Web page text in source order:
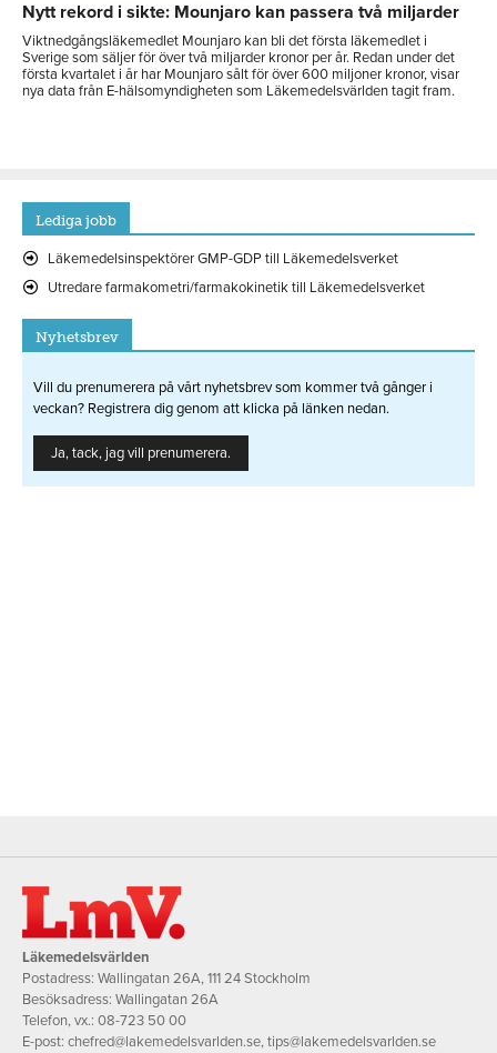
Nytt rekord i sikte: Mounjaro kan passera två miljarder
Viktnedgångsläkemedlet Mounjaro kan bli det första läkemedlet i
Sverige som säljer för över två miljarder kronor per år. Redan under det
första kvartalet i år har Mounjaro sålt för över 600 miljoner kronor, visar
nya data från E-hälsomyndigheten som Läkemedelsvärlden tagit fram.
Lediga jobb
Läkemedelsinspektörer GMP-GDP till Läkemedelsverket
Utredare farmakometri/farmakokinetik till Läkemedelsverket
Nyhetsbrev
Vill du prenumerera på vårt nyhetsbrev som kommer två gånger i
veckan? Registrera dig genom att klicka på länken nedan.
Ja, tack, jag vill prenumerera.
Läkemedelsvärlden
Postadress: Wallingatan 26A, 111 24 Stockholm
Besöksadress: Wallingatan 26A
Telefon, vx.: 08-723 50 00
E-post: chefred@lakemedelsvarlden.se,tips@lakemedelsvarlden.se